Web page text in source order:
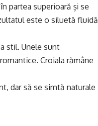
partea superioară și se
este o siluetă fluidă
stil. Unele sunt
Croiala rămâne
dar să se simtă naturale